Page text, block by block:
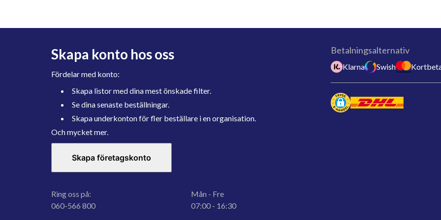
Skapa konto hos oss
Fördelar med konto:
Skapa listor med dina mest önskade filter.
Se dina senaste beställningar.
Skapa underkonton för fler beställare i en organisation.
Och mycket mer.
Skapa företagskonto
Ring oss på:
060-566 800
Mån - Fre
07:00 - 16:30
Betalningsalternativ
Klarna Swish